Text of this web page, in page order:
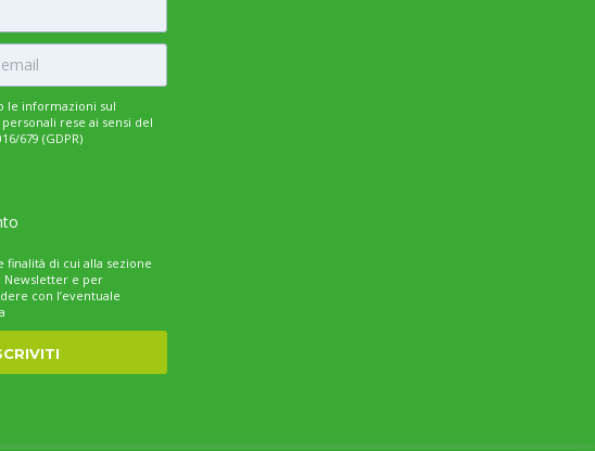
le informazioni sul
rese ai sensi del
679 (GDPR)
di cui alla sezione
Newsletter e per
con l’eventuale